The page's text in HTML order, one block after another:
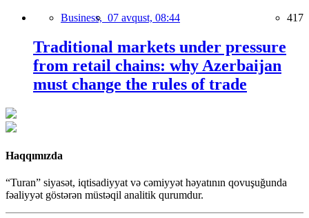
Business, 07 avqust, 08:44 417
Traditional markets under pressure
from retail chains: why Azerbaijan
must change the rules of trade
Haqqımızda
“Turan” siyasət, iqtisadiyyat və cəmiyyət həyatının qovuşuğunda
fəaliyyət göstərən müstəqil analitik qurumdur.